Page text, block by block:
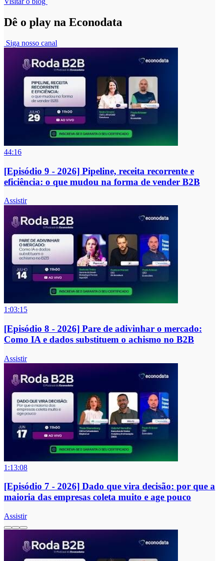
Dê o play na Econodata
Siga nosso canal
44:16
[Episódio 9 - 2026] Pipeline, receita recorrente e
eficiência: o que mudou na forma de vender B2B
Assistir
1:03:15
[Episódio 8 - 2026] Pare de adivinhar o mercado:
Como IA e dados substituem o achismo no B2B
Assistir
1:13:08
[Episódio 7 - 2026] Dado que vira decisão: por que a
maioria das empresas coleta muito e age pouco
Assistir